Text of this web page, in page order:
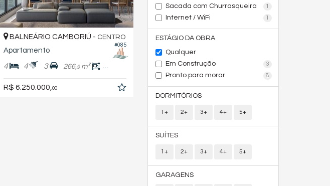
Sacada com Churrasqueira 1
Internet / WiFi 1
ESTÁGIO DA OBRA
Qualquer
Em Construção
3
Pronto para morar 8
DORMITÓRIOS
1+ 2+ 3+ 4+ 5+
SUÍTES
1+ 2+ 3+ 4+ 5+
GARAGENS
#085
BALNEÁRIO CAMBORIÚ - CENTRO
Apartamento
4 4 3 266,9m² 177,
R$ 6.250.000, 00